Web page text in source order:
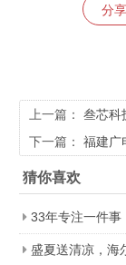
分
上一篇： 叁芯科
下一篇： 福建广
新生态
猜你喜欢
33年专注一件事
科学坐月子
盛夏送清凉，海